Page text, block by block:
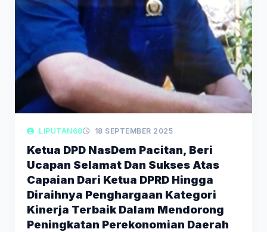
LIPUTAN68 18 SEPTEMBER 2025
Ketua DPD NasDem Pacitan, Beri
Ucapan Selamat Dan Sukses Atas
Capaian Dari Ketua DPRD Hingga
Diraihnya Penghargaan Kategori
Kinerja Terbaik Dalam Mendorong
Peningkatan Perekonomian Daerah